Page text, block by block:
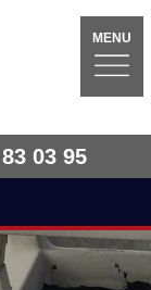
MENU
03 95